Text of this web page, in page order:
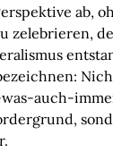
ab,
zelebrieren,
auch-